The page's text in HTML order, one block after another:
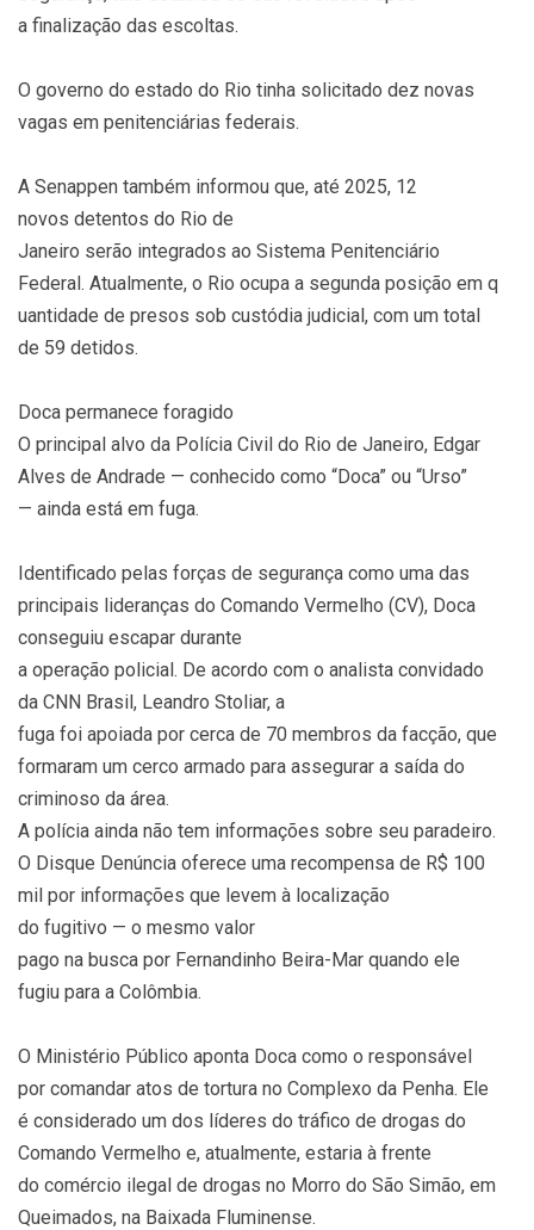
a finalização das escoltas.
O governo do estado do Rio tinha solicitado dez novas
vagas em penitenciárias federais.
A Senappen também informou que, até 2025, 12
novos detentos do Rio de
Janeiro serão integrados ao Sistema Penitenciário
Federal. Atualmente, o Rio ocupa a segunda posição em q
uantidade de presos sob custódia judicial, com um total
de 59 detidos.
Doca permanece foragido
O principal alvo da Polícia Civil do Rio de Janeiro, Edgar
Alves de Andrade — conhecido como “Doca” ou “Urso”
— ainda está em fuga.
Identificado pelas forças de segurança como uma das
principais lideranças do Comando Vermelho (CV), Doca
conseguiu escapar durante
a operação policial. De acordo com o analista convidado
da CNN Brasil, Leandro Stoliar, a
fuga foi apoiada por cerca de 70 membros da facção, que
formaram um cerco armado para assegurar a saída do
criminoso da área.
A polícia ainda não tem informações sobre seu paradeiro.
O Disque Denúncia oferece uma recompensa de R$ 100
mil por informações que levem à localização
do fugitivo — o mesmo valor
pago na busca por Fernandinho Beira-Mar quando ele
fugiu para a Colômbia.
O Ministério Público aponta Doca como o responsável
por comandar atos de tortura no Complexo da Penha. Ele
é considerado um dos líderes do tráfico de drogas do
Comando Vermelho e, atualmente, estaria à frente
do comércio ilegal de drogas no Morro do São Simão, em
Queimados, na Baixada Fluminense.